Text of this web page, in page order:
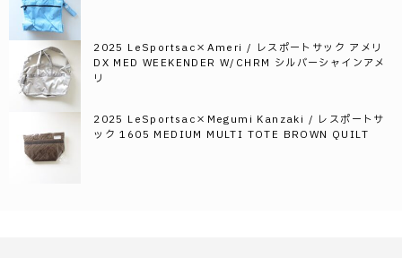
2025 LeSportsac×Ameri / レスポートサック アメリ
DX MED WEEKENDER W/CHRM シルバーシャインアメ
リ
2025 LeSportsac×Megumi Kanzaki / レスポートサ
ック 1605 MEDIUM MULTI TOTE BROWN QUILT